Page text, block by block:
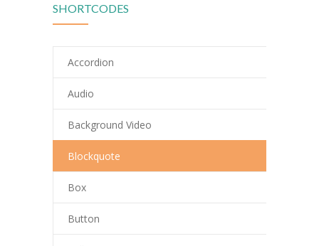
-- Schulprogramm
-- Förderverein
---- RektorInnen
SHORTCODES
Accordion
Audio
Background Video
Blockquote
Box
Button